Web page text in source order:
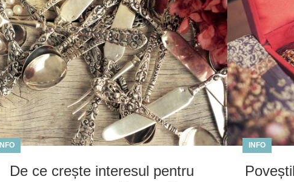
INFO
De ce crește interesul pentru
INFO